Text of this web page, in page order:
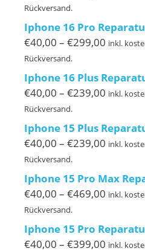
€239,00
Rückversand.
Iphone 16 Pro
€40,00 – €299,00
bis
€299,00
inkl.
Rückversand.
Iphone 16 Plus
€40,00 – €239,00
bis
€239,00
inkl.
Rückversand.
Iphone 15 Plus
€40,00 – €239,00
bis
€239,00
inkl.
Rückversand.
Iphone 15 Pro Max
€40,00 – €469,00
€469,00
inkl.
Rückversand.
Iphone 15 Pro
€40,00 – €399,00 inkl.